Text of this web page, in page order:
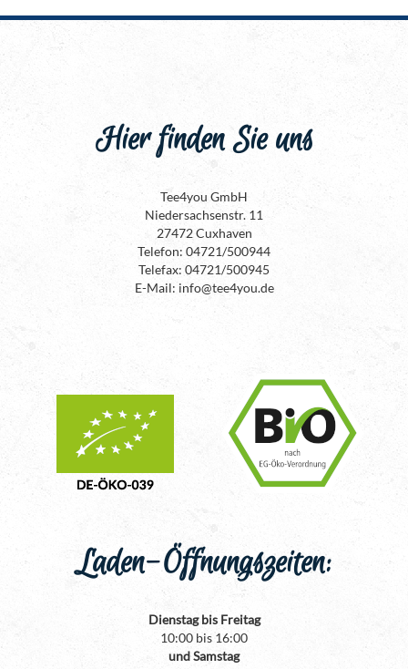
Hier finden Sie uns
Tee4you GmbH
Niedersachsenstr. 11
27472 Cuxhaven
Telefon: 04721/500944
Telefax: 04721/500945
E-Mail: info@tee4you.de
Laden-Öffnungszeiten:
Dienstag bis Freitag
10:00 bis 16:00
und Samstag